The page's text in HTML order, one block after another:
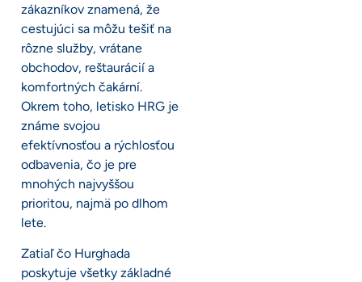
zákazníkov znamená, že
cestujúci sa môžu tešiť na
rôzne služby, vrátane
obchodov, reštaurácií a
komfortných čakární.
Okrem toho, letisko HRG je
známe svojou
efektívnosťou a rýchlosťou
odbavenia, čo je pre
mnohých najvyššou
prioritou, najmä po dlhom
lete.
Zatiaľ čo Hurghada
poskytuje všetky základné